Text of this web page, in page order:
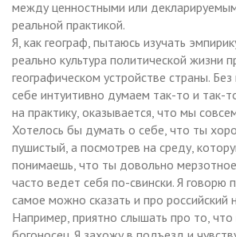
между ценностными или
реальной практикой.
Я, как географ, пытаюсь изучать
реально культура политической жизни
географическом устройстве страны.
себе интуитивно думаем так-то и так-
на практику, оказывается, что мы
Хотелось бы думать о себе, что ты
пушистый, а посмотрев на среду,
понимаешь, что ты довольно
часто ведет себя по-свински. Я говорю
самое можно сказать и про российский
Например, приятно слышать про то,